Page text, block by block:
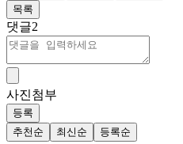
목록
댓글2
사진첨부
등록
추천순
최신순 등록순